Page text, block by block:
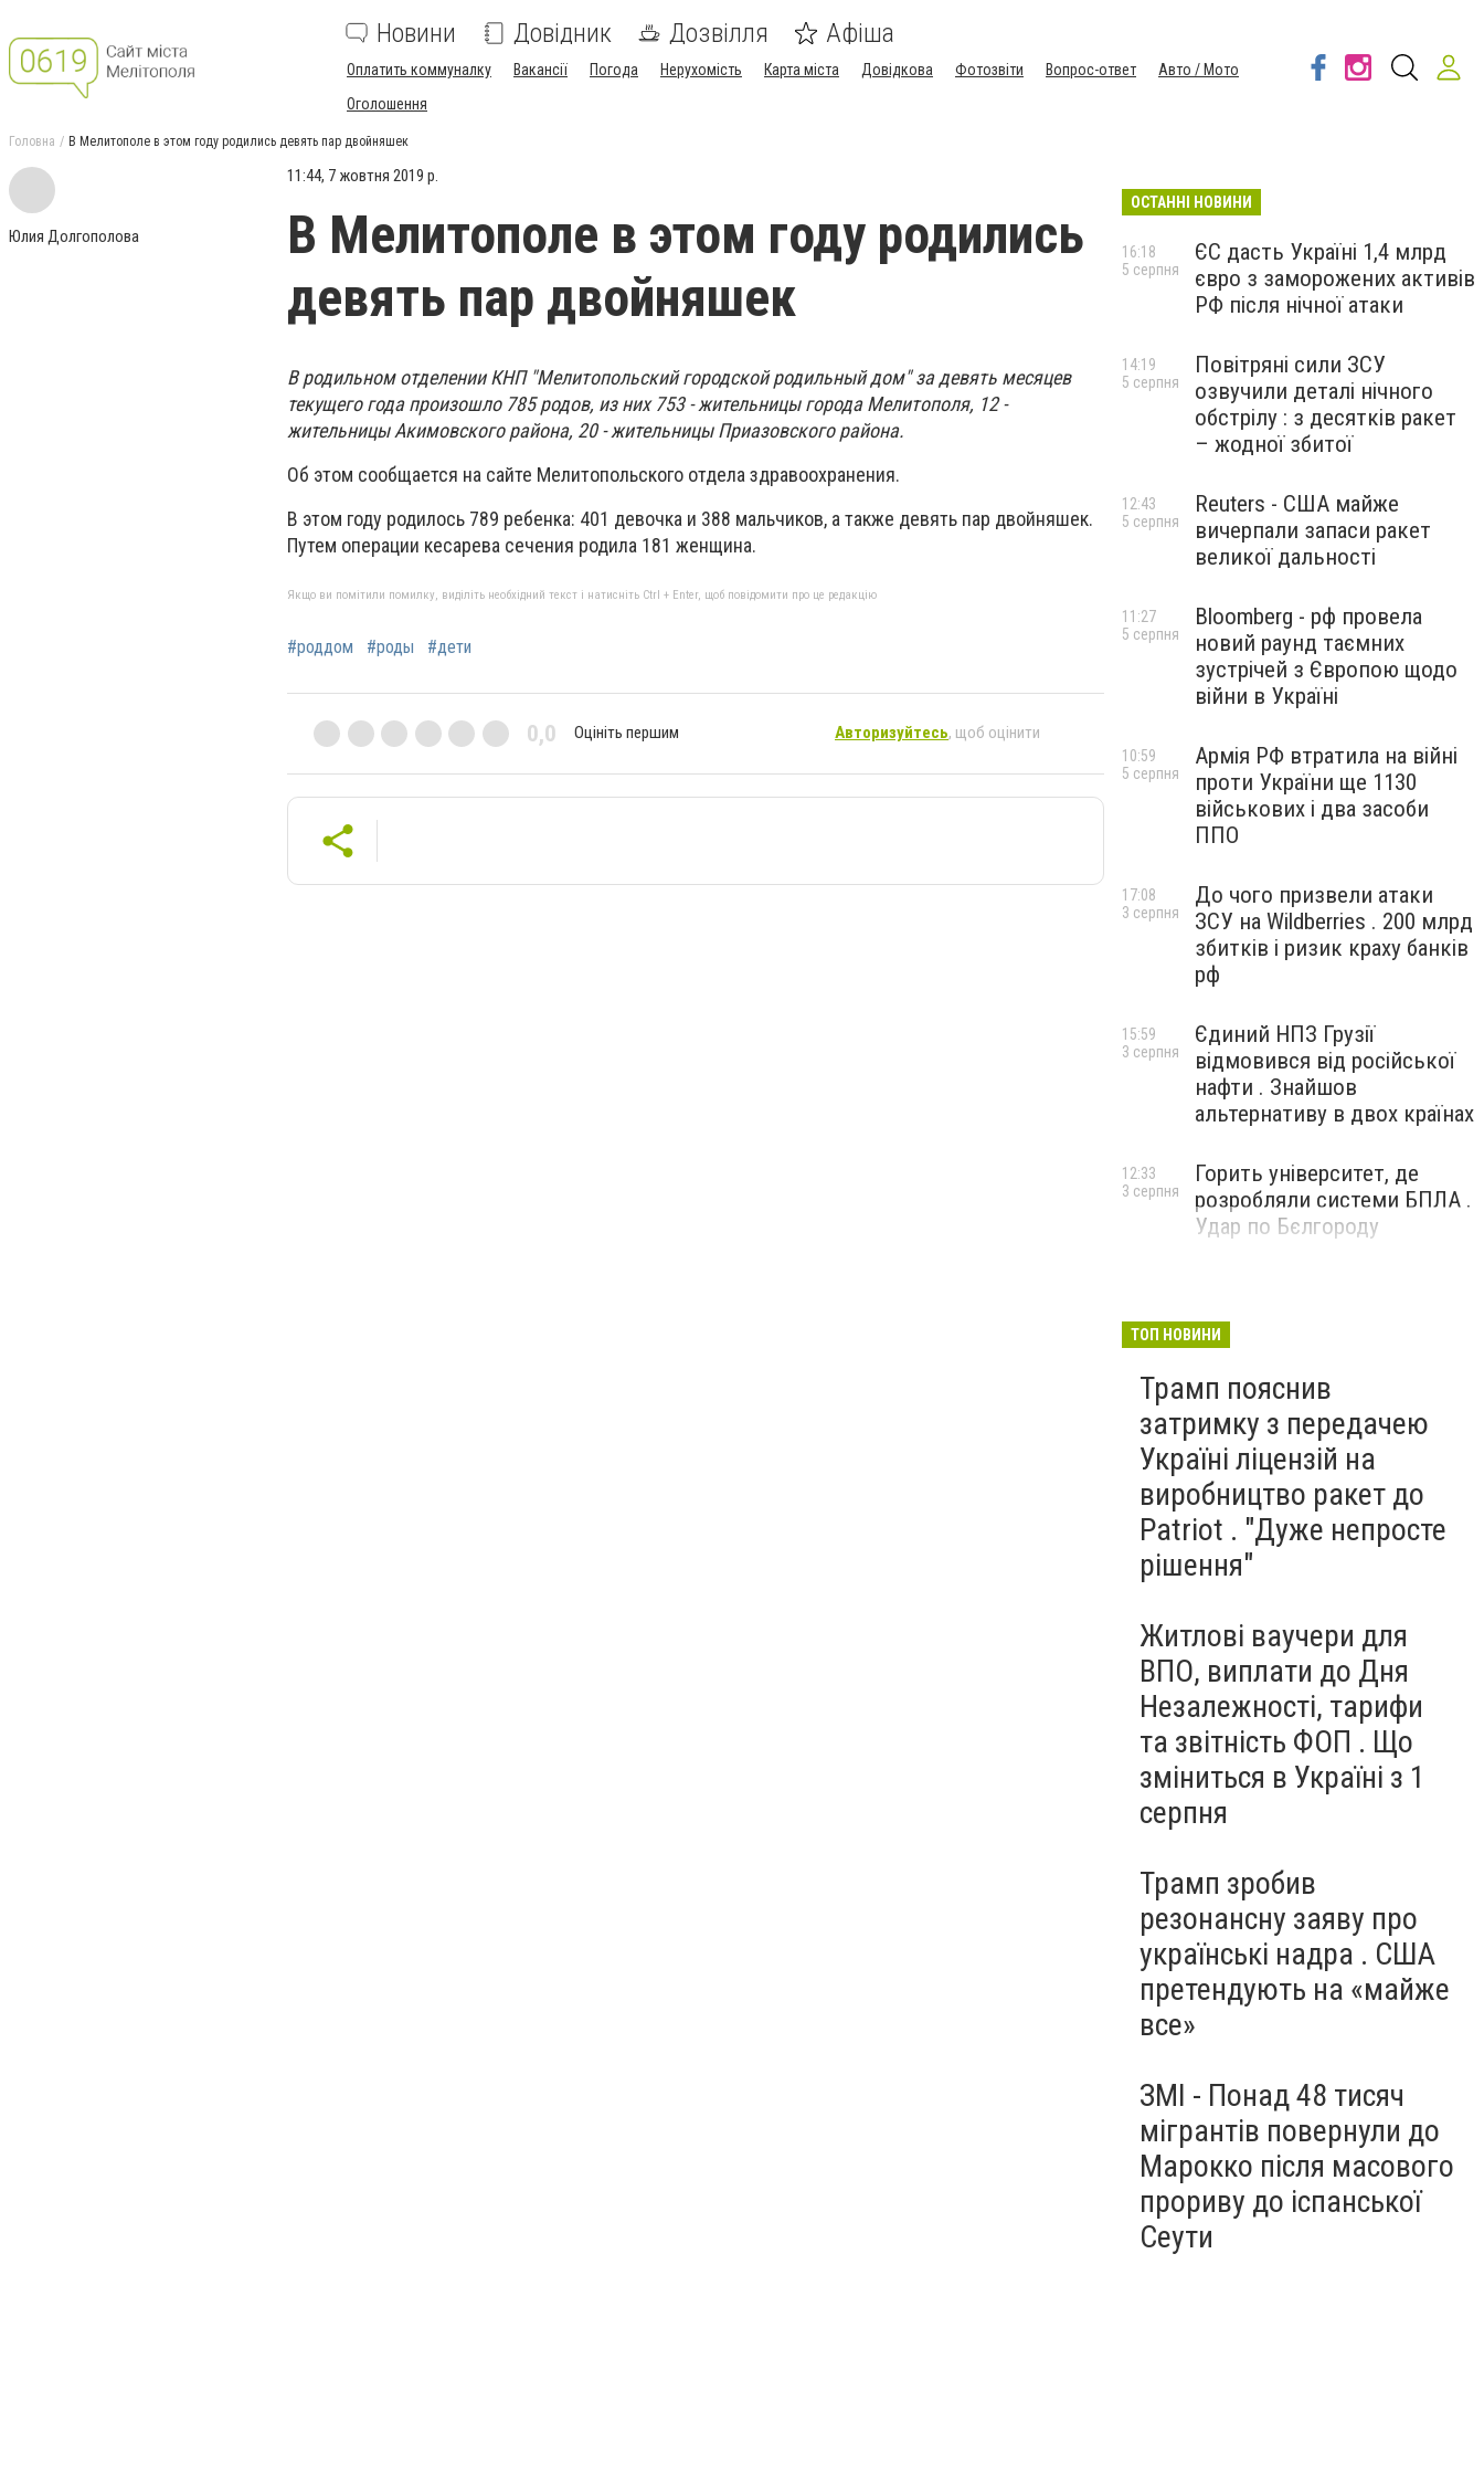
Новини Довідник Дозвілля Афіша
Оплатить коммуналку Вакансії Погода Нерухомість Карта міста Довідкова Фотозвіти Вопрос-ответ
Авто / Мото
Оголошення
Головна В Мелитополе в этом году родились девять пар двойняшек
Юлия Долгополова
11:44, 7 жовтня 2019 р.
В Мелитополе в этом году родились
девять пар двойняшек
В родильном отделении КНП "Мелитопольский городской родильный дом" за девять месяцев
текущего года произошло 785 родов, из них 753 - жительницы города Мелитополя, 12 -
жительницы Акимовского района, 20 - жительницы Приазовского района.
Об этом сообщается на сайте Мелитопольского отдела здравоохранения.
В этом году родилось 789 ребенка: 401 девочка и 388 мальчиков, а также девять пар двойняшек.
Путем операции кесарева сечения родила 181 женщина.
Якщо ви помітили помилку, виділіть необхідний текст і натисніть Ctrl + Enter, щоб повідомити про це редакцію
#роддом #роды #дети
0,0 Оцініть першим Авторизуйтесь, щоб оцінити
ОСТАННІ НОВИНИ
ЄС дасть Україні 1,4 млрд
євро з заморожених активів
РФ після нічної атаки
16:18
5 серпня
Повітряні сили ЗСУ
озвучили деталі нічного
обстрілу : з десятків ракет
– жодної збитої
14:19
5 серпня
Reuters - США майже
вичерпали запаси ракет
великої дальності
12:43
5 серпня
Bloomberg - рф провела
новий раунд таємних
зустрічей з Європою щодо
війни в Україні
11:27
5 серпня
Армія РФ втратила на війні
проти України ще 1130
військових і два засоби
ППО
10:59
5 серпня
До чого призвели атаки
ЗСУ на Wildberries . 200 млрд
збитків і ризик краху банків
рф
17:08
3 серпня
Єдиний НПЗ Грузії
відмовився від російської
нафти . Знайшов
альтернативу в двох країнах
15:59
3 серпня
Горить університет, де
розробляли системи БПЛА .
Удар по Бєлгороду
12:33
3 серпня
ТОП НОВИНИ
Трамп пояснив
затримку з передачею
Україні ліцензій на
виробництво ракет до
Patriot . "Дуже непросте
рішення"
Житлові ваучери для
ВПО, виплати до Дня
Незалежності, тарифи
та звітність ФОП . Що
зміниться в Україні з 1
серпня
Трамп зробив
резонансну заяву про
українські надра . США
претендують на «майже
все»
ЗМІ - Понад 48 тисяч
мігрантів повернули до
Марокко після масового
прориву до іспанської
Сеути